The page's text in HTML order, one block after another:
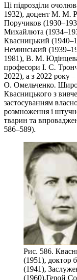
Ці підрозділи
1932), доцент М. М.
Поручиков
Михайлюта
Квасницький
Неминський
1981), В. М.
професори І. С.
2022), а з 2022 року
О. Омельченко.
Квасницького з
застосуванням
розмноження і
тварин та
586–589).
Рис. 586.
(1951), доктор
(1941),
(1960),Герой